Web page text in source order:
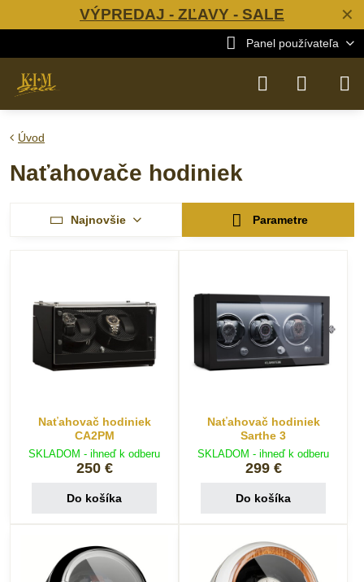
✕
VÝPREDAJ - ZĽAVY - SALE
Panel používateľa
Úvod
Naťahovače hodiniek
Najnovšie Parametre
Naťahovač hodiniek
CA2PM
SKLADOM - ihneď k odberu
250 €
Do košíka
Naťahovač hodiniek
Sarthe 3
SKLADOM - ihneď k odberu
299 €
Do košíka